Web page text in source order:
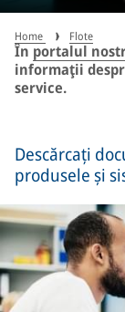
Home Flote
În portalul
informaţii
service.
Descărcați
produsele și